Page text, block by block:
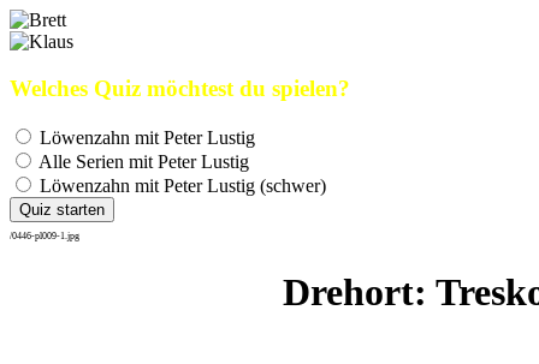
Welches Quiz möchtest du spielen?
Löwenzahn mit Peter Lustig
Alle Serien mit Peter Lustig
Löwenzahn mit Peter Lustig (schwer)
Quiz starten
/0446-pl009-1.jpg
Drehort: